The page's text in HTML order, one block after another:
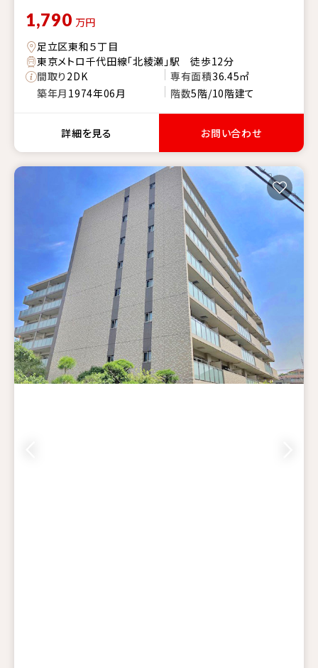
1,790 万円
足立区東和５丁目
東京メトロ千代田線「北綾瀬」駅 徒歩12分
間取り2DK 専有面積36.45㎡
築年月 1974年06月 階数5階/10階建て
詳細を見る お問い合わせ